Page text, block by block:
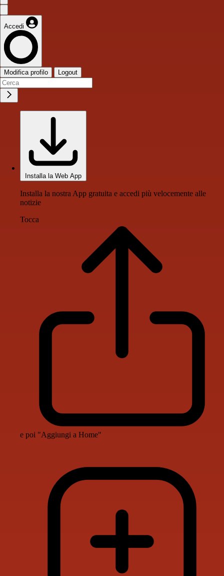
Accedi
Modifica profilo Logout
Installa la Web App
Installa la nostra App gratuita e accedi più velocemente alle
notizie
Tocca
e poi "Aggiungi a Home"